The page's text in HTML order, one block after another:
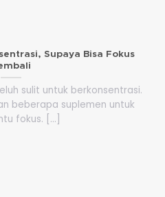
Supaya Bisa Fokus
sulit untuk berkonsentrasi.
beberapa suplemen untuk
fokus. [...]